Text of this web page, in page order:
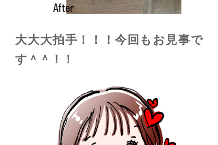
大大大拍手！！！今回もお見事で
す＾＾！！